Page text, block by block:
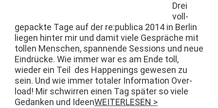
Drei
voll­
gepack­te Tage auf der re:publica 2014 in Berlin
liegen hin­ter mir und damit viele Gespräche mit
tollen Men­schen, span­nende Ses­sions und neue
Ein­drücke. Wie immer war es am Ende toll,
wieder ein Teil des Hap­pen­ings gewe­sen zu
sein. Und wie immer totaler Infor­ma­tion Over­
load! Mir schwirren einen Tag später so viele
Gedanken und IdeenWEITERLESEN >